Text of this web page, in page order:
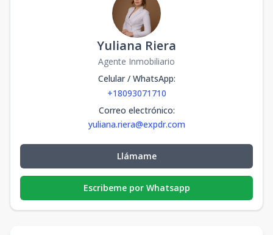
Yuliana Riera
Agente Inmobiliario
Celular / WhatsApp:
+18093071710
Correo electrónico:
yuliana.riera@expdr.com
Llámame
Escribeme por Whatsapp